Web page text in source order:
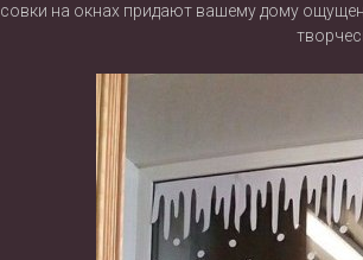
на окнах придают вашему дому